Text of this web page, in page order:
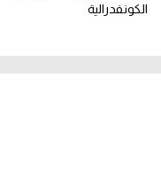
الكونفدرالية